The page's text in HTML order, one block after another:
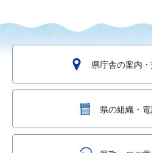
県庁舎の案内
県の組織・